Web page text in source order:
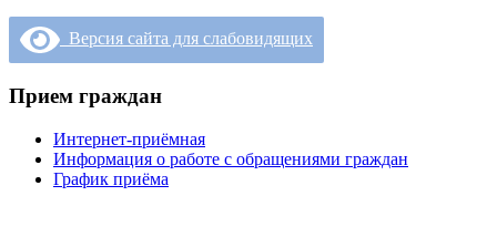
Версия сайта для слабовидящих
Прием граждан
Интернет-приёмная
Информация о работе с обращениями граждан
График приёма